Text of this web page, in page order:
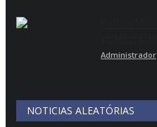
Administrador
NOTICIAS ALEATÓRIAS